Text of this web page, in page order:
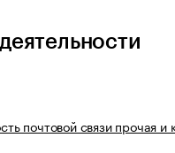
почтовой связи прочая и